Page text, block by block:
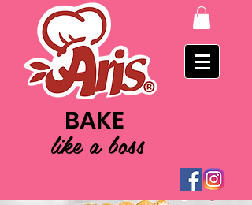
BAKE
like a boss